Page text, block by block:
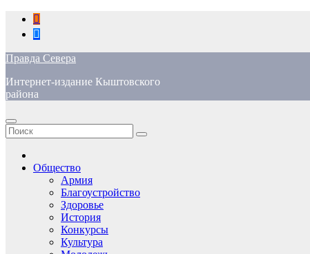
Перейти
содержимому
Правда Севера
Интернет-издание Кыштовского
района
Общество
Армия
Благоустройство
Здоровье
История
Конкурсы
Культура